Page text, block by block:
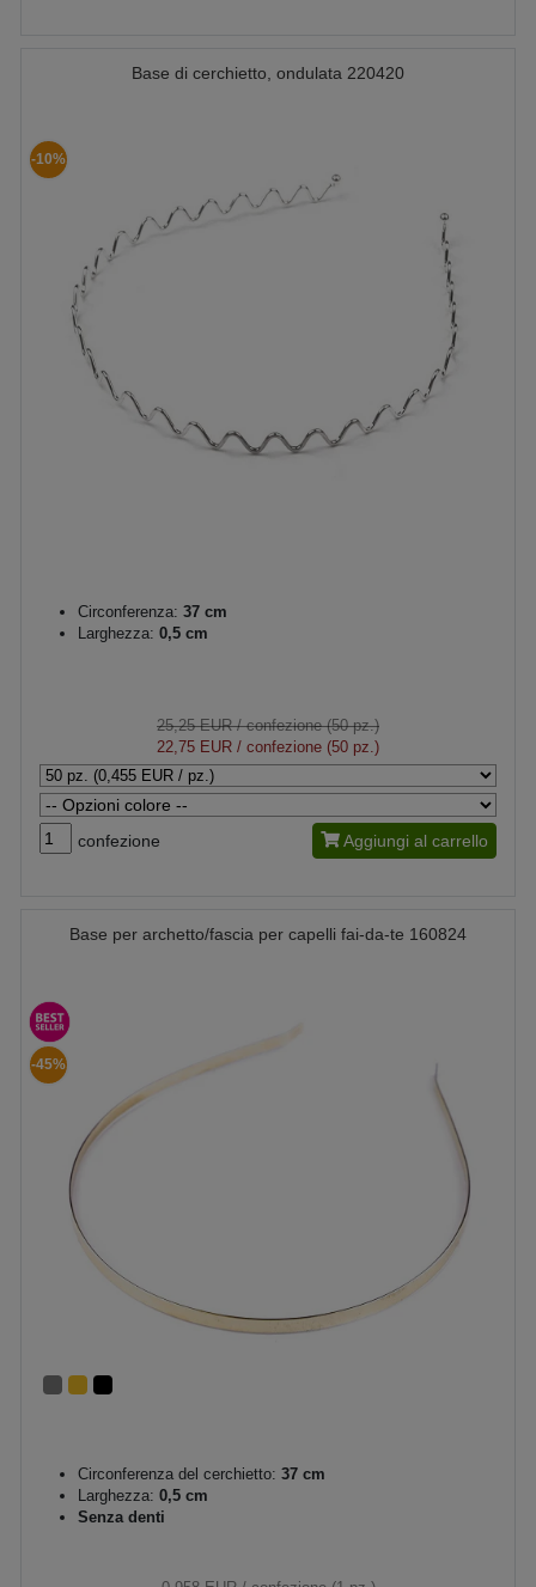
Base di cerchietto, ondulata 220420
-10%
Circonferenza: 37 cm
Larghezza: 0,5 cm
25,25 EUR/ confezione (50 pz.)
22,75 EUR / confezione (50 pz.)
confezione Aggiungi al carrello
Base per archetto/fascia per capelli fai-da-te 160824
-45%
Circonferenza del cerchietto: 37 cm
Larghezza: 0,5 cm
Senza denti